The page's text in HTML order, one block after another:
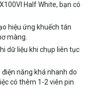
Half White, bạn có
hiệu ứng khuếch tán
màng.
dữ liệu khi chụp liên tục
năng khá nhanh do
có thêm 1-2 viên pin